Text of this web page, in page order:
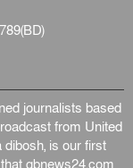
journalists based
from United
is our first